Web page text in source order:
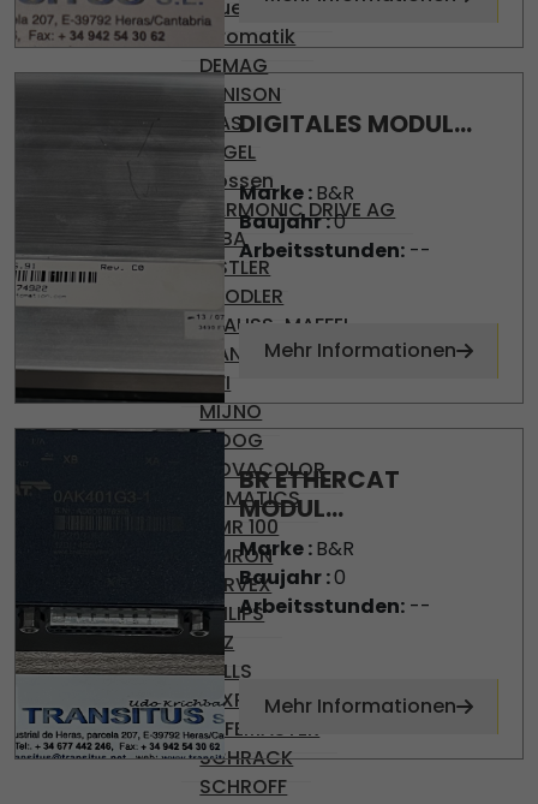
Brueninghaus
Hydromatik
DEMAG
DENISON
DIAS
ENGEL
Gossen
HARMONIC DRIVE AG
KEBA
KISTLER
KNODLER
KRAUSS-MAFFEI
MANNESMAN
MFI
MIJNO
MOOG
MOVACOLOR
NUMATICS
OMR 100
OMRON
PARVEX
PHILIPS
PILZ
PULLS
REXROTH
SAFEMASTER
SCHRACK
SCHROFF
DIGITALES MODUL...
Marke :B&R
Baujahr :0
Arbeitsstunden:--
Mehr Informationen
BR ETHERCAT
MODUL...
Marke :B&R
Baujahr :0
Arbeitsstunden:--
Mehr Informationen